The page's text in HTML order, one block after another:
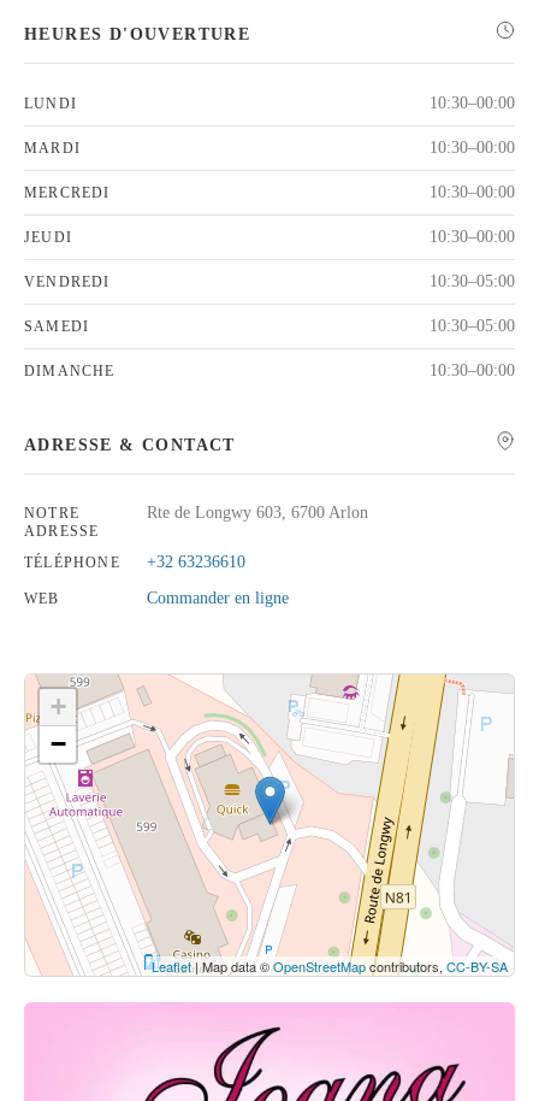
HEURES D'OUVERTURE
LUNDI 10:30–00:00
MARDI 10:30–00:00
MERCREDI 10:30–00:00
JEUDI 10:30–00:00
VENDREDI 10:30–05:00
SAMEDI 10:30–05:00
DIMANCHE 10:30–00:00
ADRESSE & CONTACT
NOTRE
ADRESSE
Rte de Longwy 603, 6700 Arlon
TÉLÉPHONE +32 63236610
WEB Commander en ligne
Cliquez sur le bouton pour afficher la carte.
Voir la carte
+
−
Leaflet| Map data ©OpenStreetMapcontributors, CC-BY-SA